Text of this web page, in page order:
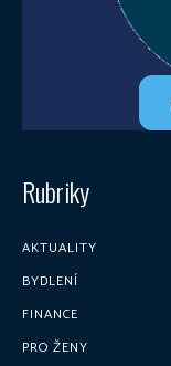
Rubriky
AKTUALITY
BYDLENÍ
FINANCE
PRO ŽENY